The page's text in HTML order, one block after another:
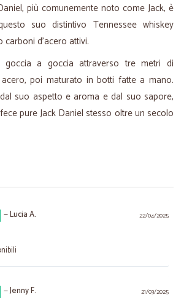
più comunemente noto come Jack, è
suo distintivo Tennessee whiskey
d’acero attivi.
a goccia attraverso tre metri di
poi maturato in botti fatte a mano.
suo aspetto e aroma e dal suo sapore,
pure Jack Daniel stesso oltre un secolo
22/04/2025
—Lucia A.
21/03/2025
—Jenny F.